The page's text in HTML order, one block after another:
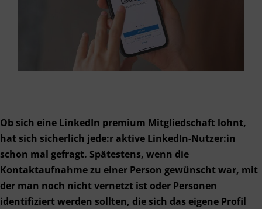
Ob sich eine LinkedIn premium Mitgliedschaft lohnt,
hat sich sicherlich jede:r aktive LinkedIn-Nutzer:in
schon mal gefragt. Spätestens, wenn die
Kontaktaufnahme zu einer Person gewünscht war, mit
der man noch nicht vernetzt ist oder Personen
identifiziert werden sollten, die sich das eigene Profil